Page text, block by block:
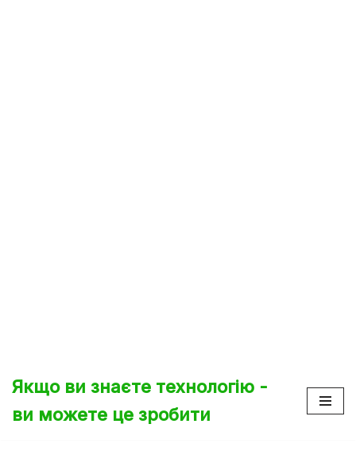
до
Якщо ви знаєте технологію -
ви можете це зробити